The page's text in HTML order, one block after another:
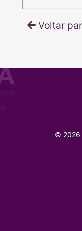
Voltar
© 2026